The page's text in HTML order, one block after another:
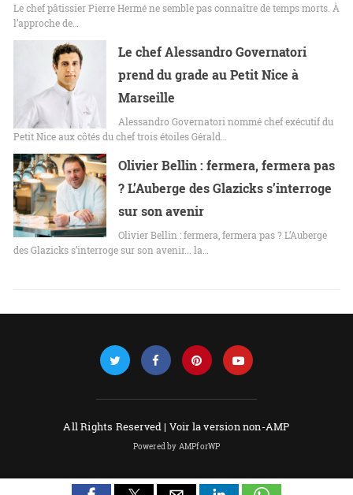
Le chef pâtissier Pierre Hermé ne semble pas connaître de temps morts. À
l’approche de…
Le chef Alessandro Governatori
prend du grade au Petit Nice à
Marseille
Alessandro Governatori nommé chef exécutif du
Petit Nice aux côtés du chef trois étoiles Gérald…
Olivier Bellin : fermera, fermera pas
? L’Auberge des Glazicks s’interroge
sur son avenir
Olivier Bellin : fermera, fermera pas ? L’Auberge
des Glazicks s’interroge sur son avenir... la…
All Rights Reserved | Voir la version non-AMP
Powered by AMPforWP